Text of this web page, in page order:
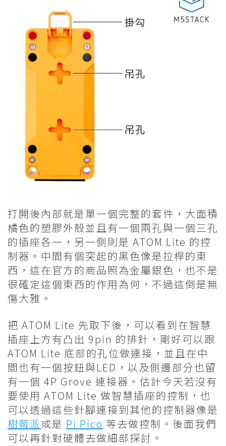
打開後內部就是單一個完整的套件，大面積
橘色的塑膠外殼並且有一個兩孔與一個三孔
的插座各一，另一側則是 ATOM Lite 的控
制器。中間有個突起的黑色像是拉桿的東
西，這在官方的商品照為金屬銀色，也不是
很確定這個東西的作用為何，不過這倒是無
傷大雅。
把 ATOM Lite 先取下後，可以看到在智慧
插座上方有凸出 9pin 的排針，剛好可以跟
ATOM Lite 底部的孔位做連接，並且在中
間也有一個按鈕與LED，以及側邊部分也留
有一個 4P Grove 連接器。估計今天若沒有
要使用 ATOM Lite 做智慧插座的控制，也
可以透過這些針腳連接到其他的控制器像是
樹莓派或是 Pi Pico 等去做控制。後面我們
可以再針對硬體去做細部探討。